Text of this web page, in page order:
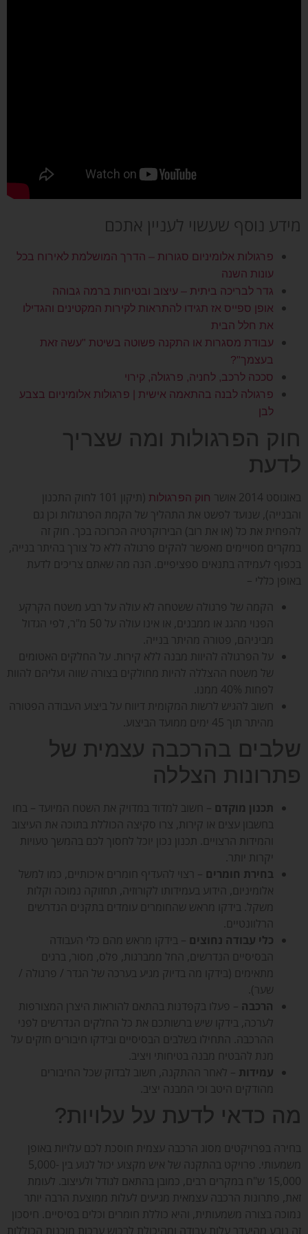
מידע נוסף שעשוי לעניין אתכם
פרגולות אלומיניום סגורות – הדרך המושלמת לאירוח בכל
עונות השנה
גדר לבריכה ביתית – עיצוב ובטיחות ברמה גבוהה
אופן ספייס אז תגידו להתראות לקירות המקטינים והגדילו
את חלל הבית
עבודת מסגרות או התקנה פשוטה בשיטת "עשה זאת
בעצמך"?
סככה לרכב, לחניה, פרגולה, קירוי
פרגולה לבנה בהתאמה אישית | פרגולות אלומיניום בצבע
לבן
חוק הפרגולות ומה שצריך
לדעת
באוגוסט 2014 אושר חוק הפרגולות
(תיקון 101 לחוק התכנון
והבנייה), שנועד לפשט את התהליך של הקמת הפרגולות וכן גם
להפחית את כל (או את רוב) הבירוקרטיה הכרוכה בכך. חוק זה
במקרים מסויימים מאפשר להקים פרגולה ללא כל צורך בהיתר בנייה,
בכפוף לעמידה בתנאים ספציפיים. הנה מה שאתם צריכים לדעת
באופן כללי –
הקמה של פרגולה ששטחה לא עולה על רבע משטח הקרקע
הפנוי מהגג או ממבנים, או אינו עולה על 50 מ"ר, לפי הגדול
מביניהם, פטורה מהיתר בנייה.
על הפרגולה להיוות מבנה ללא קירות. על החלקים האטומים
של משטח ההצללה להיות מחולקים בצורה שווה ועליהם להוות
לפחות 40% ממנו.
חשוב להגיש לרשות המקומית דיווח על ביצוע העבודה הפטורה
מהיתר תוך 45 ימים ממועד הביצוע.
שלבים בהרכבה עצמית של
פתרונות הצללה
תכנון מוקדם – חשוב למדוד במדויק את השטח המיועד – בחו
בחשבון עצים או קירות, צרו סקיצה הכוללת בתוכה את העיצוב
והמידות הרצויים. תכנון נכון יוכל לחסוך לכם בהמשך טעויות
יקרות יותר.
בחירת חומרים – רצוי להעדיף חומרים איכותיים, כמו למשל
אלומיניום, הידוע בעמידותו לקורוזיה, תחזוקה נמוכה וקלות
משקל. בידקו מראש שהחומרים עומדים בתקנים הנדרשים
הרלוונטיים.
כלי עבודה נחוצים – בידקו מראש מהם כלי העבודה
הבסיסיים הנדרשים, החל ממברגות, פלס, מסור, ברגים
מתאימים (בידקו מה בדיוק מגיע בערכה של הגדר / פרגולה /
שער).
הרכבה – פעלו בקפדנות בהתאם להוראות היצרן המצורפות
לערכה, בידקו שיש ברשותכם את כל החלקים הנדרשים לפני
ההרכבה. התחילו בשלבים הבסיסיים ובידקו חיבורים חזקים על
מנת להבטיח מבנה בטיחותי ויציב.
עמידות – לאחר ההתקנה, חשוב לבדוק שכל החיבורים
מהודקים היטב וכי המבנה יציב.
מה כדאי לדעת על עלויות?
בחירה בפרויקטים מסוג הרכבה עצמית חוסכת לכם עלויות באופן
משמעותי. פרויקט בהתקנה של איש מקצוע יכול לנוע בין 5,000-
15,000 ש"ח במקרים רבים, כמובן בהתאם לגודל ולעיצוב. לעומת
זאת, פתרונות הרכבה עצמאית מגיעים לעלות ממוצעת הרבה יותר
נמוכה בצורה משמעותית, והיא כוללת חומרים וכלים בסיסיים. חיסכון
זה נובע מהיעדר עלות עבודה ומהיכולת לרכוש ערכות מוכנות הכוללות